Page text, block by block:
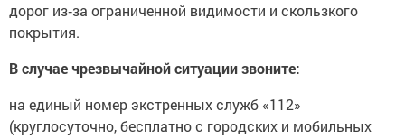
дорог из‑за ограниченной видимости и скользкого
покрытия.
В случае чрезвычайной ситуации звоните:
на единый номер экстренных служб «112»
(круглосуточно, бесплатно с городских и мобильных